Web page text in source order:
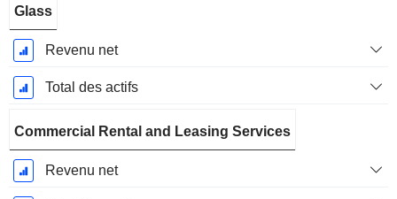
Glass
Revenu net
Total des actifs
Commercial Rental and Leasing Services
Revenu net